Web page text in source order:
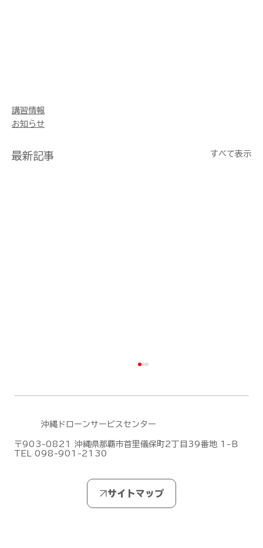
講習情報
お知らせ
最新記事 すべて表示
無人航空機操縦士試験の合格発表【ドロ
沖縄ドローンサービスセンター
〒903-0821 沖縄県那覇市首里儀保町2丁目39番地 1-Ｂ
TEL 098-901-2130